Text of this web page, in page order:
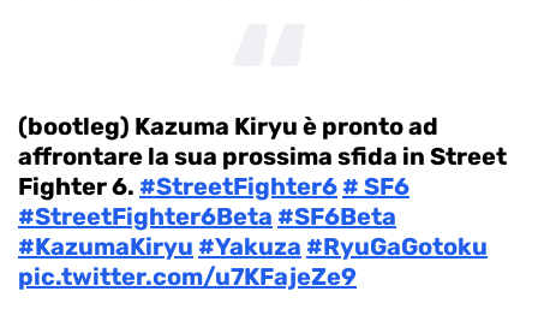
(bootleg) Kazuma Kiryu è pronto ad
affrontare la sua prossima sfida in Street
Fighter 6. #StreetFighter6# SF6
#StreetFighter6Beta #SF6Beta
#KazumaKiryu #Yakuza #RyuGaGotoku
pic.twitter.com/u7KFajeZe9